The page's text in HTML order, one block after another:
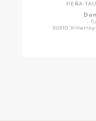
PEÑA
50310